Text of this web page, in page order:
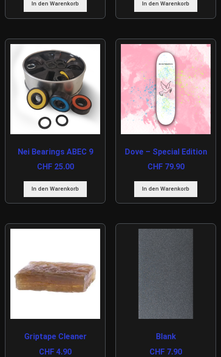
In den Warenkorb In den Warenkorb
Nei Bearings ABEC 9
CHF25.00
In den Warenkorb
Dove – Special Edition
CHF79.90
In den Warenkorb
Griptape Cleaner
CHF 4.90
Blank
CHF 7.90